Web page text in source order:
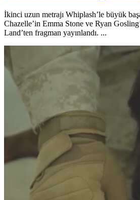
İkinci uzun metrajı Whiplash’le büyük
Chazelle’in Emma Stone ve Ryan
Land’ten fragman yayınlandı. ...